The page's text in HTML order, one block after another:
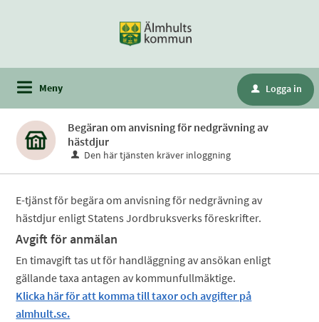
Meny u Logga in
Begäran om anvisning för nedgrävning av
hästdjur
Den här tjänsten kräver inloggning
E-tjänst för begära om anvisning för nedgrävning av
hästdjur enligt Statens Jordbruksverks föreskrifter.
Avgift för anmälan
En timavgift tas ut för handläggning av ansökan enligt
gällande taxa antagen av kommunfullmäktige.
Klicka här för att komma till taxor och avgifter på
almhult.se.